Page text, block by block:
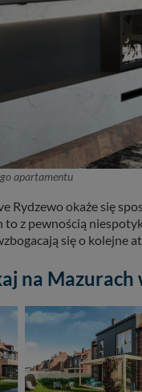
apartamentu
Rydzewo okaże się
z pewnością
się o kolejne
na